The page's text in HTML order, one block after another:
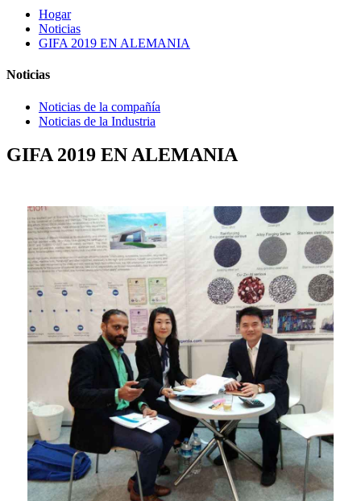
Hogar
Noticias
GIFA 2019 EN ALEMANIA
Noticias
Noticias de la compañía
Noticias de la Industria
GIFA 2019 EN ALEMANIA